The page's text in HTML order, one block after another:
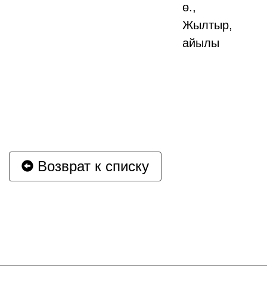
ө.,
Жылтыр,
айылы
Возврат к списку